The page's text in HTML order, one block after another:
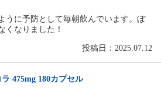
うに予防として毎朝飲んでいます。ぼ
くなりました！
投稿日：2025.07.12
ラ 475mg 180カプセル